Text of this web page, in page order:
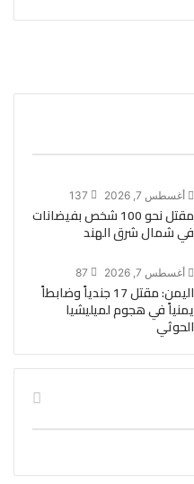
أغسطس 7, 2026 137
مقتل نحو 100 شخص بفيضانات
في شمال شرق الهند
أغسطس 7, 2026 87
اليمن: مقتل 17 جندياً وضابطاً
يمنياً في هجوم لميليشيا
الحوثي